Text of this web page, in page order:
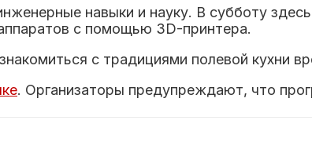
навыки и науку. В субботу
с помощью 3D-принтера.
с традициями полевой кухни
. Организаторы предупреждают, что